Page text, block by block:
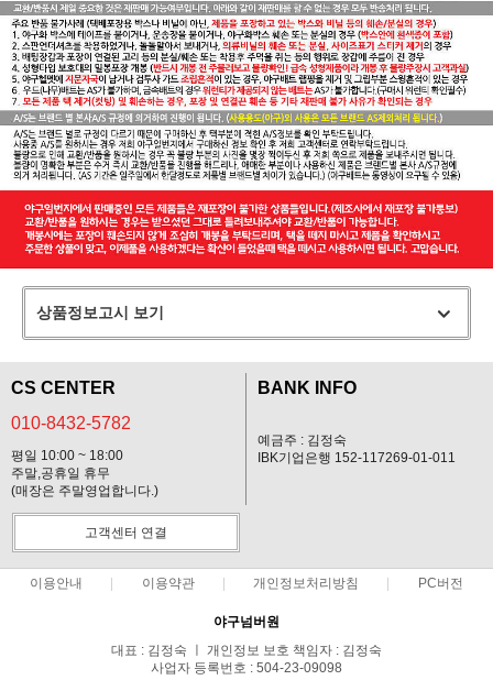
상품정보고시 보기
CS CENTER
010-8432-5782
평일 10:00 ~ 18:00
주말,공휴일 휴무
(매장은 주말영업합니다.)
BANK INFO
예금주 : 김정숙
IBK기업은행 152-117269-01-011
고객센터 연결
이용안내 이용약관 개인정보처리방침 PC버전
야구넘버원
대표 : 김정숙 ㅣ 개인정보 보호 책임자 : 김정숙
사업자 등록번호 : 504-23-09098